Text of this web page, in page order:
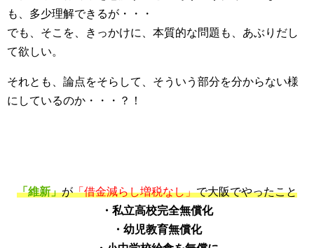
も、多少理解できるが・・・
でも、そこを、きっかけに、本質的な問題も、あぶりだし
て欲しい。
それとも、論点をそらして、そういう部分を分からない様
にしているのか・・・？！
「維新」が「借金減らし増税なし」で大阪でやったこと
・私立高校完全無償化
・幼児教育無償化